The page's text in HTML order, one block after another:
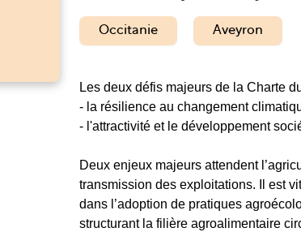
Occitanie Aveyron
Les deux défis majeurs de la Charte
- la résilience au changement
- l'attractivité et le développement
Deux enjeux majeurs attendent
transmission des exploitations. Il est
dans l’adoption de pratiques
structurant la filière agroalimentaire